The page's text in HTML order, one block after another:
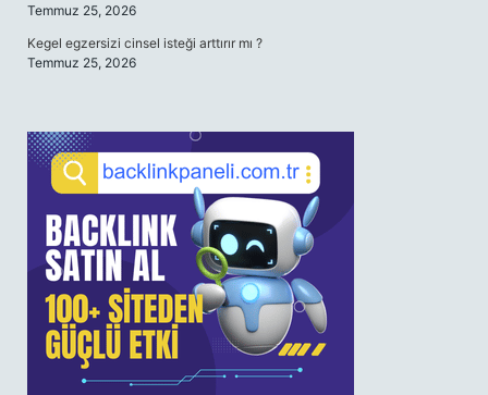
Temmuz 25, 2026
Kegel egzersizi cinsel isteği arttırır mı ?
Temmuz 25, 2026